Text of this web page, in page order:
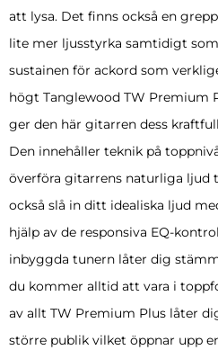
att lysa. Det finns också en
lite mer ljusstyrka samtidigt
sustainen för ackord som
högt Tanglewood TW Premium
ger den här gitarren dess
Den innehåller teknik på
överföra gitarrens naturliga ljud
också slå in ditt idealiska ljud
hjälp av de responsiva EQ-
inbyggda tunern låter dig
du kommer alltid att vara i
av allt TW Premium Plus låter
större publik vilket öppnar upp